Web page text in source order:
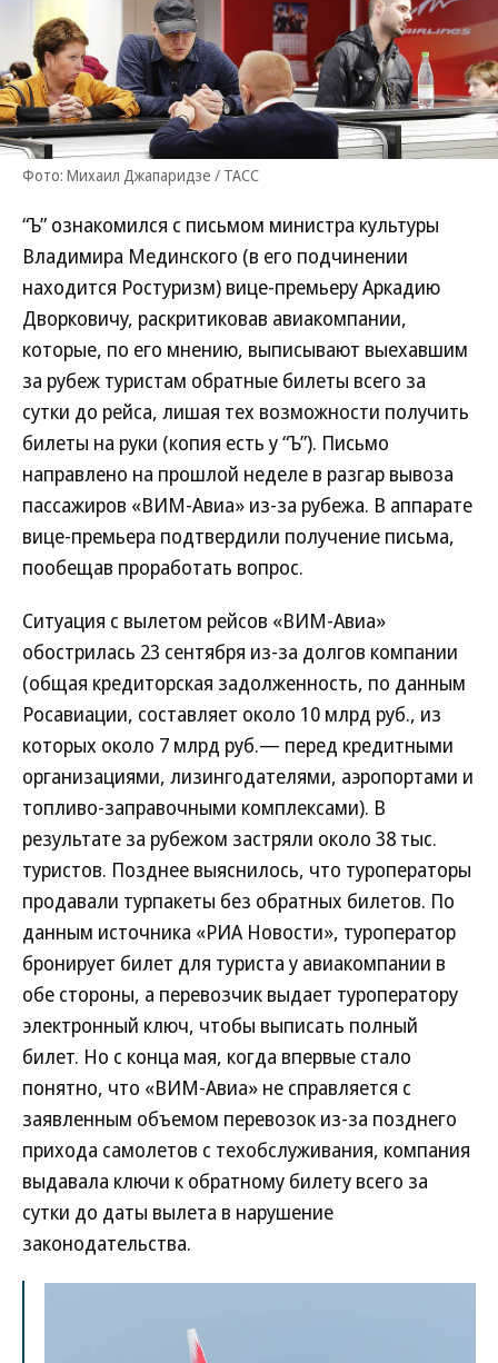
Фото: Михаил Джапаридзе / ТАСС
“Ъ” ознакомился с письмом министра культуры
Владимира Мединского (в его подчинении
находится Ростуризм) вице-премьеру Аркадию
Дворковичу, раскритиковав авиакомпании,
которые, по его мнению, выписывают выехавшим
за рубеж туристам обратные билеты всего за
сутки до рейса, лишая тех возможности получить
билеты на руки (копия есть у “Ъ”). Письмо
направлено на прошлой неделе в разгар вывоза
пассажиров «ВИМ-Авиа» из-за рубежа. В аппарате
вице-премьера подтвердили получение письма,
пообещав проработать вопрос.
Ситуация с вылетом рейсов «ВИМ-Авиа»
обострилась 23 сентября из-за долгов компании
(общая кредиторская задолженность, по данным
Росавиации, составляет около 10 млрд руб., из
которых около 7 млрд руб.— перед кредитными
организациями, лизингодателями, аэропортами и
топливо-заправочными комплексами). В
результате за рубежом застряли около 38 тыс.
туристов. Позднее выяснилось, что туроператоры
продавали турпакеты без обратных билетов. По
данным источника «РИА Новости», туроператор
бронирует билет для туриста у авиакомпании в
обе стороны, а перевозчик выдает туроператору
электронный ключ, чтобы выписать полный
билет. Но с конца мая, когда впервые стало
понятно, что «ВИМ-Авиа» не справляется с
заявленным объемом перевозок из-за позднего
прихода самолетов с техобслуживания, компания
выдавала ключи к обратному билету всего за
сутки до даты вылета в нарушение
законодательства.